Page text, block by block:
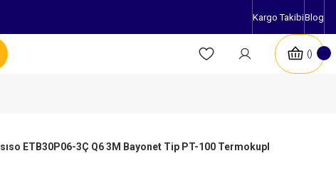
Kargo TakibiBlog
Isıso ETB30P06-3Ç Q6 3M Bayonet Tip PT-100 Termokupl